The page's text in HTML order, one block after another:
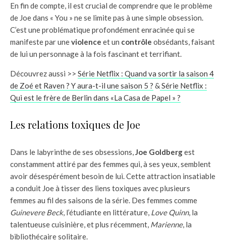
En fin de compte, il est crucial de comprendre que le problème
de Joe dans « You » ne se limite pas à une simple obsession.
C’est une problématique profondément enracinée qui se
manifeste par uneviolence et un contrôle obsédants, faisant
de lui un personnage à la fois fascinant et terrifiant.
Découvrez aussi >> Série Netflix : Quand va sortir la saison 4
de Zoé et Raven ? Y aura-t-il une saison 5 ? &Série Netflix :
Qui est le frère de Berlin dans «La Casa de Papel » ?
Les relations toxiques de Joe
Dans le labyrinthe de ses obsessions,Joe Goldbergest
constamment attiré par des femmes qui, à ses yeux, semblent
avoir désespérément besoin de lui. Cette attraction insatiable
a conduit Joe à tisser des liens toxiques avec plusieurs
femmes au fil des saisons de la série. Des femmes comme
Guinevere Beck, l’étudiante en littérature, Love Quinn, la
talentueuse cuisinière, et plus récemment, Marienne, la
bibliothécaire solitaire.